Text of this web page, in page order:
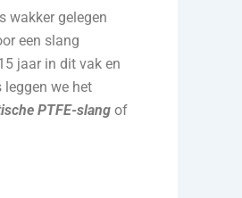
wakker gelegen
een slang
jaar in dit vak en
leggen we het
PTFE-slang of